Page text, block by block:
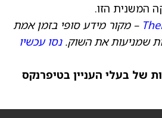
המשנית הזו.
– מקור מידע סופי בזמן אמת
שמניעות את השוק.נסו עכשיו
של בעלי העניין בטיפרנקס